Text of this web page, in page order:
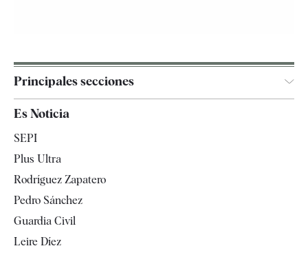
Principales secciones
España
Televisión
Es Noticia
SEPI
Plus Ultra
Rodríguez Zapatero
Pedro Sánchez
Guardia Civil
Leire Díez